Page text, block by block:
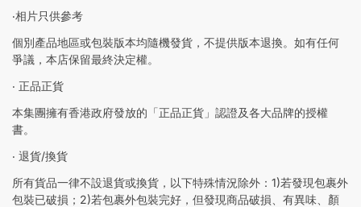
‧相片只供參考
個別產品地區或包裝版本均隨機發貨，不提供版本退換。如有任何
爭議，本店保留最終決定權。
‧ 正品正貨
本集團擁有香港政府發放的「正品正貨」認證及各大品牌的授權
書。
‧ 退貨/換貨
所有貨品一律不設退貨或換貨，以下特殊情況除外：1)若發現包裹外
包裝已破損；2)若包裹外包裝完好，但發現商品破損、有異味、顏